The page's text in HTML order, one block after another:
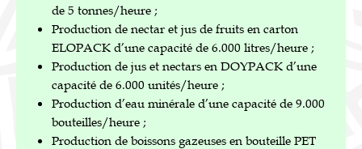
de 5 tonnes/heure ;
Production de nectar et jus de fruits en carton
ELOPACK d’une capacité de 6.000 litres/heure ;
Production de jus et nectars en DOYPACK d’une
capacité de 6.000 unités/heure ;
Production d’eau minérale d’une capacité de 9.000
bouteilles/heure ;
Production de boissons gazeuses en bouteille PET